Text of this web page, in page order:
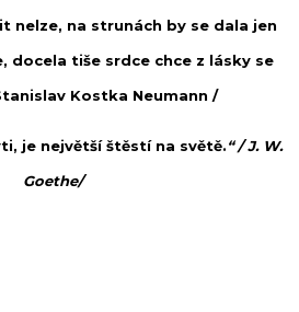
nelze, na strunách by se dala jen
docela tiše srdce chce z lásky se
Kostka Neumann /
je největší štěstí na světě.“/ J. W.
Goethe/